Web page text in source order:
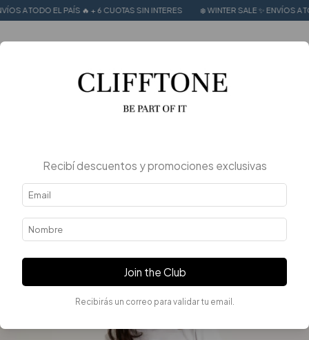
PAÍS 🔥 + 6 CUOTAS SIN INTERES ❄️ WINTER SALE ✨ ENVÍOS A TODO EL
Recibí descuentos y promociones exclusivas
Join the Club
Recibirás un correo para validar tu email.